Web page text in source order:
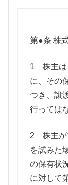
第●条 株
1 株主は
に、その
つき、譲
行っては
2 株主が
を試みた
の保有状
に対して